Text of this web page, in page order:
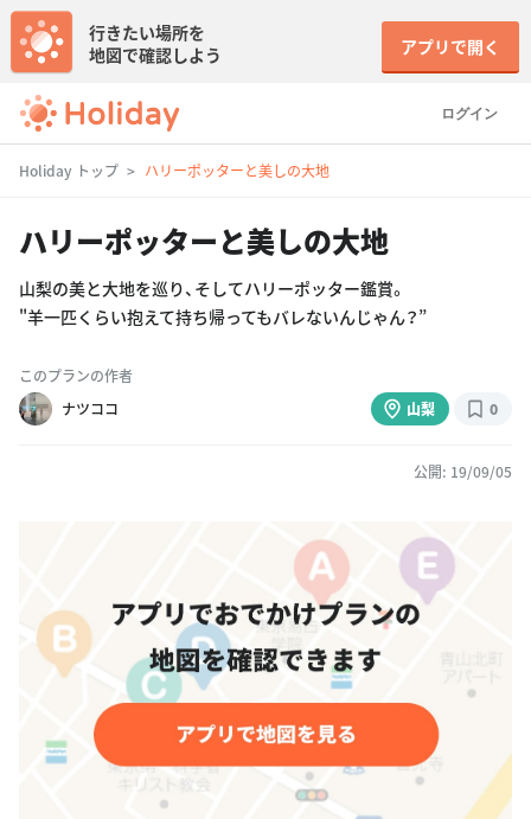
ログイン
行きたい場所を
地図で確認しよう
アプリで開く
Holiday トップ ハリーポッターと美しの大地
ハリーポッターと美しの大地
山梨の美と大地を巡り、そしてハリーポッター鑑賞。
"羊一匹くらい抱えて持ち帰ってもバレないんじゃん？”
このプランの作者
ナツココ
山梨 0
公開: 19/09/05